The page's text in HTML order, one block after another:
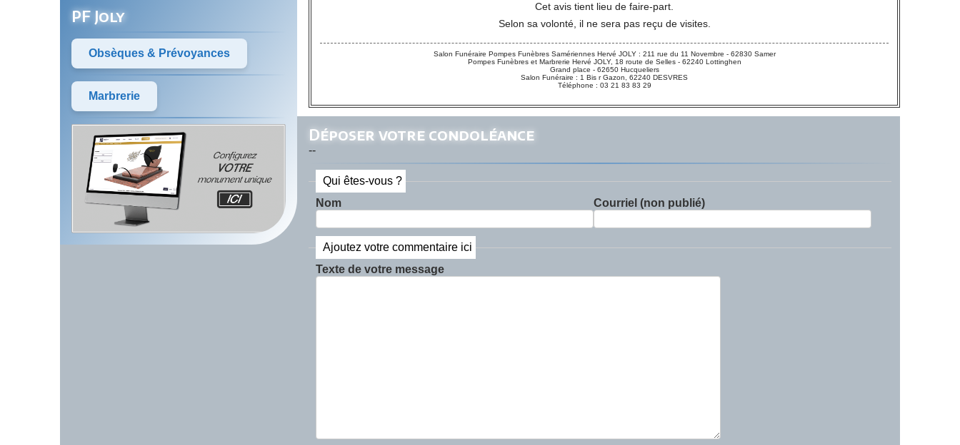
PF Joly
Obsèques & Prévoyances
Marbrerie
Cet avis tient lieu de faire-part.
Selon sa volonté, il ne sera pas reçu de visites.
Salon Funéraire Pompes Funèbres Samériennes Hervé JOLY : 211 rue du 11 Novembre - 62830 Samer
Pompes Funèbres et Marbrerie Hervé JOLY, 18 route de Selles - 62240 Lottinghen
Grand place - 62650 Hucqueliers
Salon Funéraire : 1 Bis r Gazon, 62240 DESVRES
Téléphone : 03 21 83 83 29
Déposer votre condoléance
--
Qui êtes-vous ?
Nom
Courriel (non publié)
Ajoutez votre commentaire ici
Texte de votre message